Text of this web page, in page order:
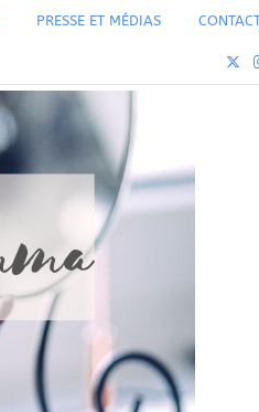
PRESSE ET MÉDIAS